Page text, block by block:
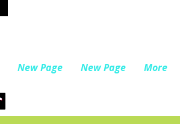
New Page New Page More